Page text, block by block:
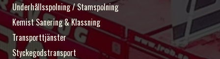
Underhållsspolning / Stamspolning
Kemist Sanering & Klassning
Transporttjänster
Styckegodstransport